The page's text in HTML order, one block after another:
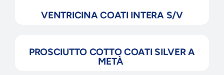
VENTRICINA COATI INTERA S/V
PROSCIUTTO COTTO COATI SILVER A
METÀ